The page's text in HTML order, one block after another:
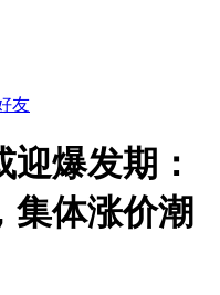
友
爆发期：
集体涨价潮